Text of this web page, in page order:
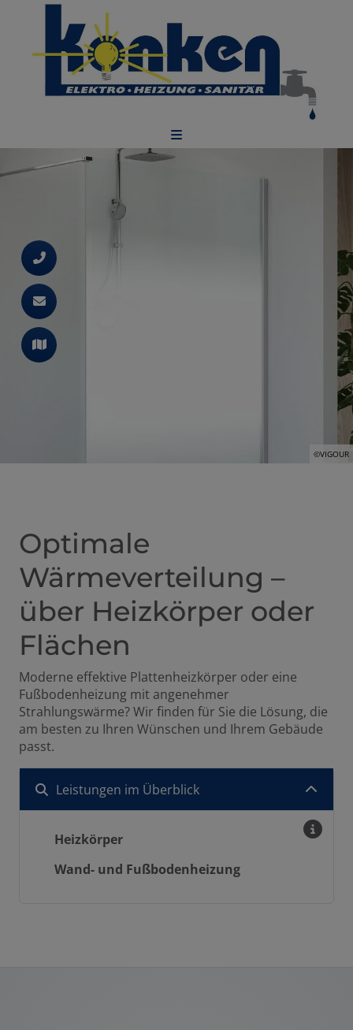
©VIGOUR
Optimale
Wärmeverteilung –
über Heizkörper oder
Flächen
Moderne effektive Plattenheizkörper oder eine
Fußbodenheizung mit angenehmer
Strahlungswärme? Wir finden für Sie die Lösung, die
am besten zu Ihren Wünschen und Ihrem Gebäude
passt.
Leistungen im Überblick
Heizkörper
Wand- und Fußbodenheizung
schließen
und schließen